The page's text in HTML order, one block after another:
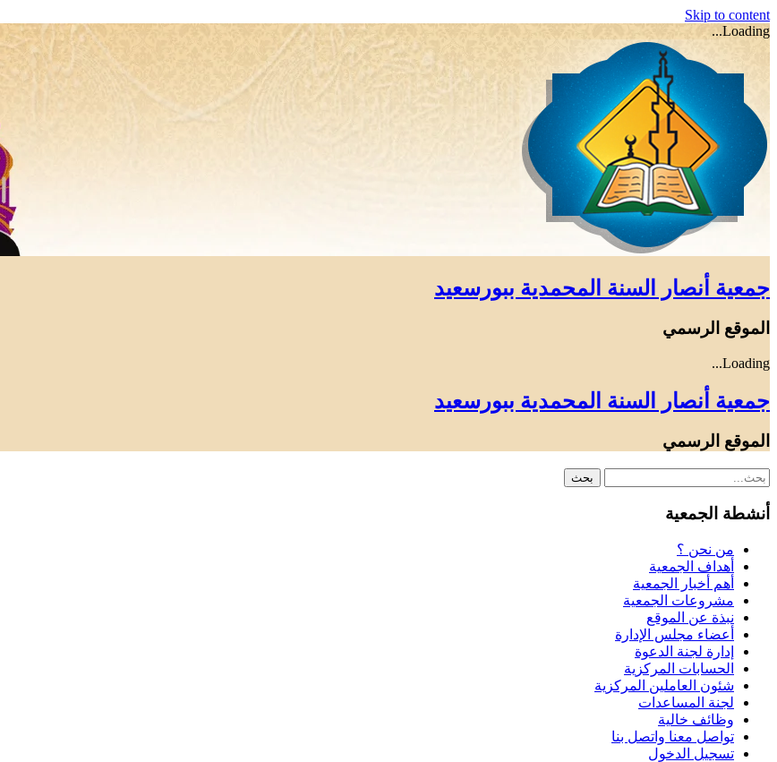
Skip to content
Loading...
جمعية أنصار السنة المحمدية ببورسعيد
الموقع الرسمي
Loading...
جمعية أنصار السنة المحمدية ببورسعيد
الموقع الرسمي
أنشطة الجمعية
من نحن ؟
أهداف الجمعية
أهم أخبار الجمعية
مشروعات الجمعية
نبذة عن الموقع
أعضاء مجلس الإدارة
إدارة لجنة الدعوة
الحسابات المركزية
شئون العاملين المركزية
لجنة المساعدات
وظائف خالية
تواصل معنا واتصل بنا
تسجيل الدخول